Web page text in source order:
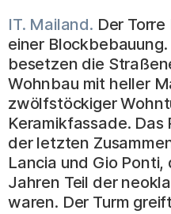
IT. Mailand. Der
einer
besetzen die
Wohnbau mit heller
zwölfstöckiger
Keramikfassade. Das
der letzten
Lancia und Gio Ponti,
Jahren Teil der
waren. Der Turm